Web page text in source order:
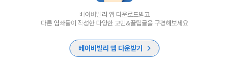
베이비빌리 앱 다운로드받고
다른 엄빠들이 작성한 다양한 고민&꿀팁글을 구경해보세요
베이비빌리 앱 다운받기